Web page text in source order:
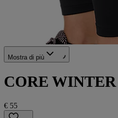
Mostra di più
CORE
€ 55